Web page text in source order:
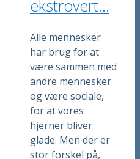
ekstrovert…
Alle mennesker
har brug for at
være sammen med
andre mennesker
og være sociale,
for at vores
hjerner bliver
glade. Men der er
stor forskel på,